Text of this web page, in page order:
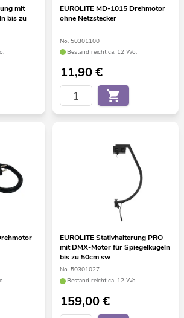
mit
bis zu
EUROLITE MD-1015 Drehmotor
ohne Netzstecker
No. 50301100
Bestand reicht ca. 12 Wo.
11,90€
EUROLITE Stativhalterung PRO
mit DMX-Motor für Spiegelkugeln
bis zu 50cm sw
No. 50301027
Bestand reicht ca. 12 Wo.
159,00€